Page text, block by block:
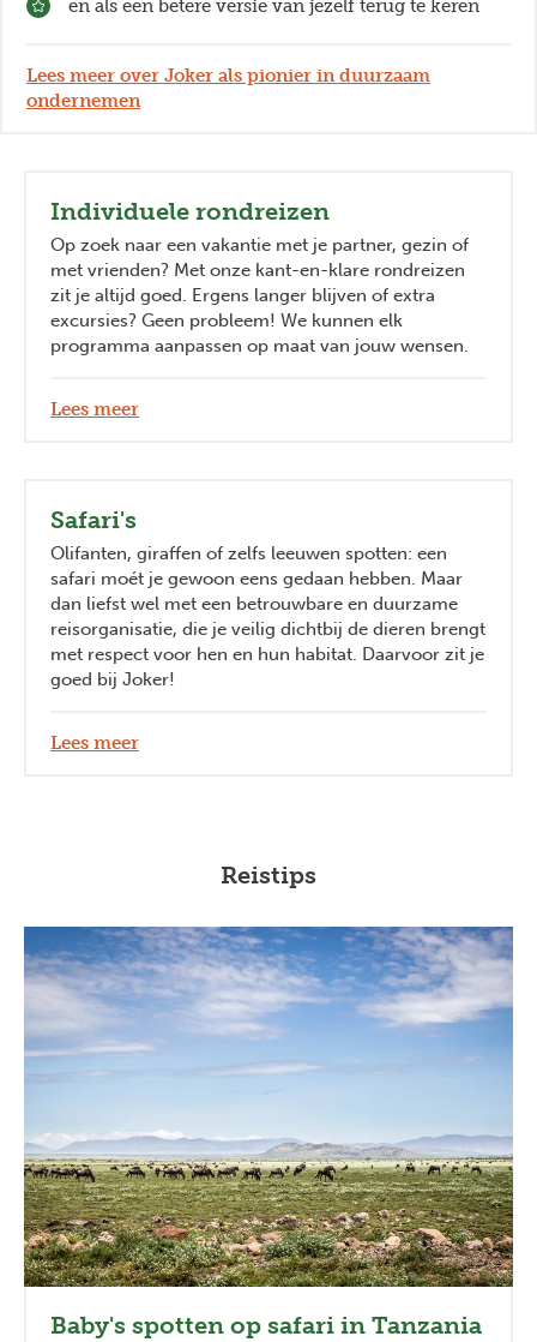
en als een betere versie van jezelf terug te keren
Lees meer over Joker als pionier in duurzaam
ondernemen
Individuele rondreizen
Op zoek naar een vakantie met je partner, gezin of
met vrienden? Met onze kant-en-klare rondreizen
zit je altijd goed. Ergens langer blijven of extra
excursies? Geen probleem! We kunnen elk
programma aanpassen op maat van jouw wensen.
Lees meer
Safari's
Olifanten, giraffen of zelfs leeuwen spotten: een
safari moét je gewoon eens gedaan hebben. Maar
dan liefst wel met een betrouwbare en duurzame
reisorganisatie, die je veilig dichtbij de dieren brengt
met respect voor hen en hun habitat. Daarvoor zit je
goed bij Joker!
Lees meer
Reistips
Baby's spotten op safari in Tanzania